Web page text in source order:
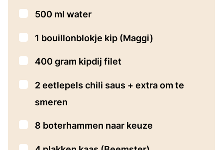
▢
500 ml water
▢
1 bouillonblokje kip (Maggi)
▢
400 gram kipdij filet
▢
2eetlepels chili saus + extra om te
smeren
▢
8 boterhammen naar keuze